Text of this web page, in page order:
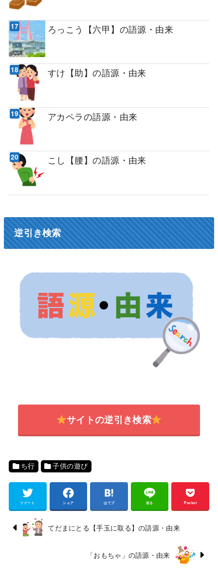
ろっこう【六甲】の語源・由来
すけ【助】の語源・由来
アカペラの語源・由来
こし【腰】の語源・由来
逆引き検索
サイトの逆引き検索
ち行 子供の遊び
ツイート シェア はてブ 送る Pocket
てだまにとる【手玉に取る】の語源・由来
「おもちゃ」の語源・由来